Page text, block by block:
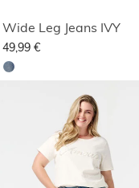
Wide Leg Jeans IVY
49,99 €